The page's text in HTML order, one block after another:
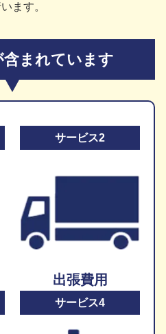
ます。
まれています
サービス2
出張費用
サービス4